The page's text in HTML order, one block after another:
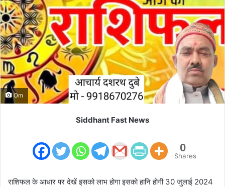
n
e
m
a
i
l
Om
Siddhant Fast News
0
Shares
राशिफल के आधार पर देखें इसको लाभ होगा इसको हानि होगी 30 जुलाई 2024